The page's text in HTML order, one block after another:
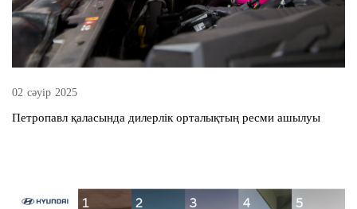
02 сәуір 2025
Петропавл қаласында дилерлік орталықтың ресми ашылуы